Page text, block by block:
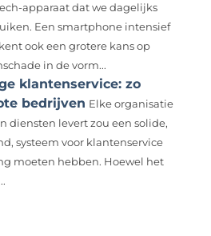
apparaat dat we dagelijks
Een smartphone intensief
ook een grotere kans op
in de vorm...
klantenservice: zo
bedrijven Elke organisatie
diensten levert zou een solide,
systeem voor klantenservice
moeten hebben. Hoewel het